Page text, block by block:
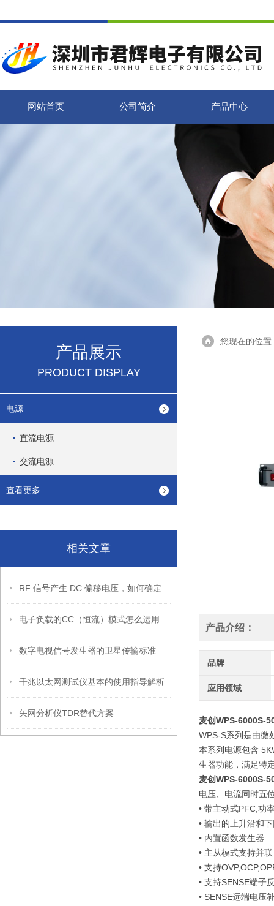
网站首页 公司简介 产品中心
产品展示
PRODUCT DISPLAY
电源
直流电源
交流电源
查看更多
相关文章
数字电视信号发生器的卫星传输标准
千兆以太网测试仪基本的使用指导解析
矢网分析仪TDR替代方案
您现在的位置
产品介绍：
品牌
应用领域
麦创WPS-6000S-
WPS-S系列是由微
本系列电源包含
生器功能，满足特
麦创WPS-6000S-
电压、电流同时五
• 带主动式PFC,功
• 输出的上升沿和
• 内置函数发生器
• 主从模式支持并联
• 支持
• 支持SENSE端子
• SENSE远端电压